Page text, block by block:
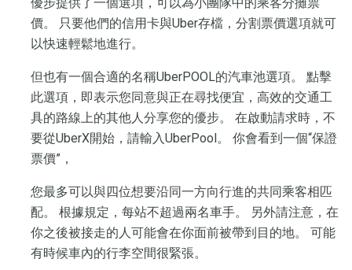
價。 只要他們的信用卡與Uber存檔，分割票價選項就可
以快速輕鬆地進行。
但也有一個合適的名稱UberPOOL的汽車池選項。 點擊
此選項，即表示您同意與正在尋找便宜，高效的交通工
具的路線上的其他人分享您的優步。 在啟動請求時，不
要從UberX開始，請輸入UberPool。 你會看到一個“保證
票價”，
您最多可以與四位想要沿同一方向行進的共同乘客相匹
配。 根據規定，每站不超過兩名車手。 另外請注意，在
你之後被接走的人可能會在你面前被帶到目的地。 可能
有時候車內的行李空間很緊張。